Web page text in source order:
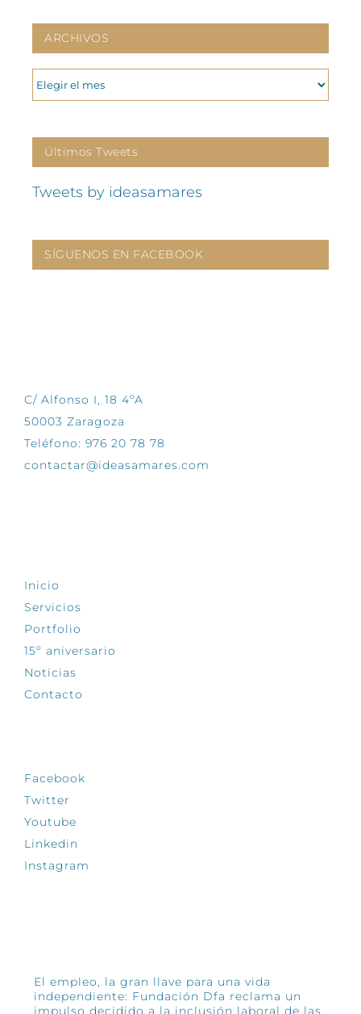
ARCHIVOS
ARCHIVOS
Últimos Tweets
Tweets by ideasamares
SÍGUENOS EN FACEBOOK
C/ Alfonso I, 18 4ºA
50003 Zaragoza
Teléfono: 976 20 78 78
contactar@ideasamares.com
Inicio
Servicios
Portfolio
15º aniversario
Noticias
Contacto
Facebook
Twitter
Youtube
Linkedin
Instagram
El empleo, la gran llave para una vida
independiente: Fundación Dfa reclama un
impulso decidido a la inclusión laboral de las